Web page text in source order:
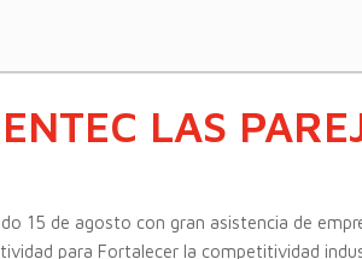
LAS
15 de agosto con gran asistencia de
para Fortalecer la competitividad